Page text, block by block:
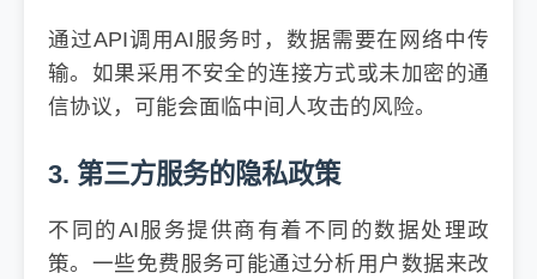
通过API调用AI服务时，数据需要在网络中传
输。如果采用不安全的连接方式或未加密的通
信协议，可能会面临中间人攻击的风险。
3. 第三方服务的隐私政策
不同的AI服务提供商有着不同的数据处理政
策。一些免费服务可能通过分析用户数据来改